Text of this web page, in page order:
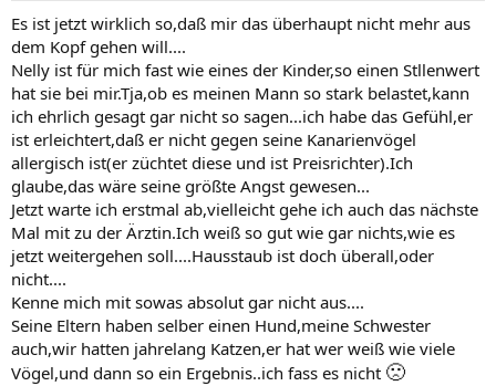
Es ist jetzt wirklich so,daß mir das überhaupt nicht mehr aus
dem Kopf gehen will....
Nelly ist für mich fast wie eines der Kinder,so einen Stllenwert
hat sie bei mir.Tja,ob es meinen Mann so stark belastet,kann
ich ehrlich gesagt gar nicht so sagen...ich habe das Gefühl,er
ist erleichtert,daß er nicht gegen seine Kanarienvögel
allergisch ist(er züchtet diese und ist Preisrichter).Ich
glaube,das wäre seine größte Angst gewesen...
Jetzt warte ich erstmal ab,vielleicht gehe ich auch das nächste
Mal mit zu der Ärztin.Ich weiß so gut wie gar nichts,wie es
jetzt weitergehen soll....Hausstaub ist doch überall,oder
nicht....
Kenne mich mit sowas absolut gar nicht aus....
Seine Eltern haben selber einen Hund,meine Schwester
auch,wir hatten jahrelang Katzen,er hat wer weiß wie viele
Vögel,und dann so ein Ergebnis..ich fass es nicht 🙁